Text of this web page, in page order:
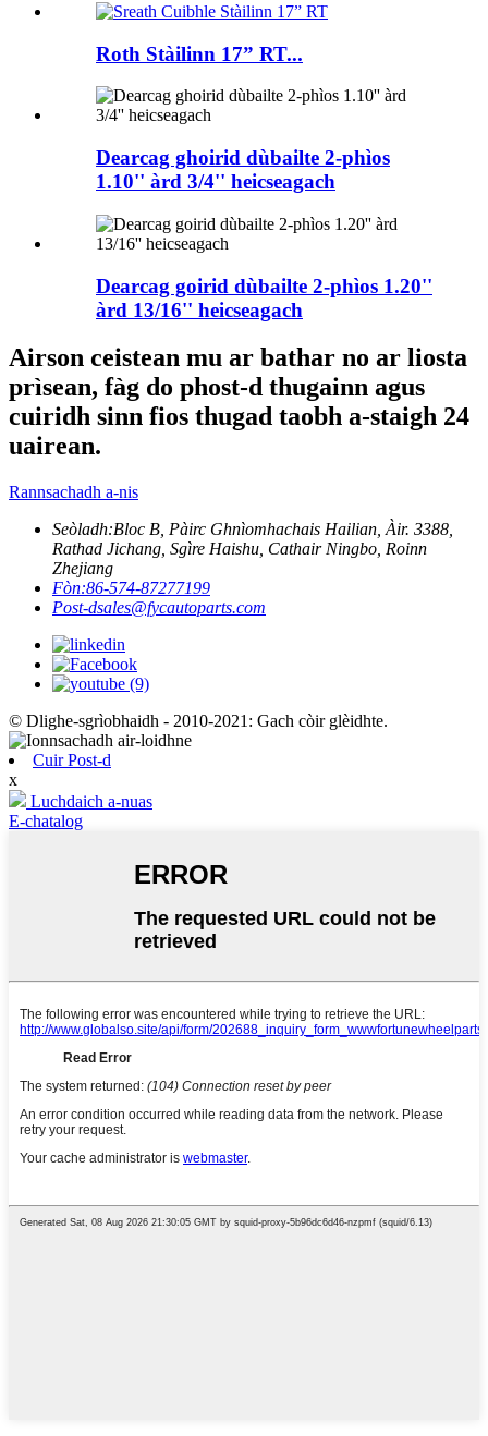
Roth Stàilinn 17” RT...
Dearcag ghoirid dùbailte 2-phìos
1.10'' àrd 3/4'' heicseagach
Dearcag goirid dùbailte 2-phìos 1.20''
àrd 13/16'' heicseagach
Airson ceistean mu ar bathar no ar liosta
prìsean, fàg do phost-d thugainn agus
cuiridh sinn fios thugad taobh a-staigh 24
uairean.
Rannsachadh a-nis
Seòladh:Bloc B, Pàirc Ghnìomhachais Hailian, Àir. 3388,
Rathad Jichang, Sgìre Haishu, Cathair Ningbo, Roinn
Zhejiang
Fòn:86-574-87277199
Post-dsales@fycautoparts.com
© Dlighe-sgrìobhaidh - 2010-2021: Gach còir glèidhte.
Cuir Post-d
x
Luchdaich a-nuas
E-chatalog